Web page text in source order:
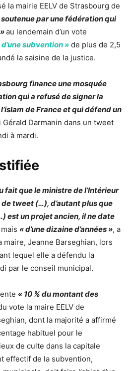
la mairie EELV de Strasbourg de
soutenue par une fédération qui
au lendemain d’un vote
subvention » de plus de 2,5
la saisine de la justice.
finance une mosquée
qui a refusé de signer la
de France et qui défend un
Gérald Darmanin dans un tweet
à mardi.
fait que le ministre de l’Intérieur
de tweet (…), d’autant plus que
est un projet ancien, il ne date
mais « d’une dizaine d’années », a
maire, Jeanne Barseghian, lors
lequel elle a défendu la
par le conseil municipal.
« 10 % du montant des
vote la maire EELV de
dont la majorité a affirmé
habituel pour le
de culte dans la capitale
effectif de la subvention,